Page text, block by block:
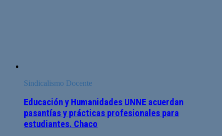
Sindicalismo Docente
Educación y Humanidades UNNE acuerdan
pasantías y prácticas profesionales para
estudiantes. Chaco